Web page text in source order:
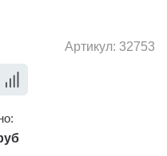
Артикул: 32753